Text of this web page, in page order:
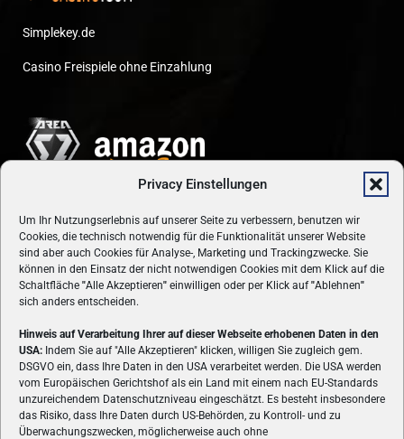
Privacy Einstellungen
Um Ihr Nutzungserlebnis auf unserer Seite zu verbessern, benutzen wir
Cookies, die technisch notwendig für die Funktionalität unserer Website
sind aber auch Cookies für Analyse-, Marketing und Trackingzwecke. Sie
können in den Einsatz der nicht notwendigen Cookies mit dem Klick auf die
Schaltfläche "Alle Akzeptieren" einwilligen oder per Klick auf"Ablehnen"
sich anders entscheiden.
Hinweis auf Verarbeitung Ihrer auf dieser Webseite erhobenen Daten in den
USA: Indem Sie auf "Alle Akzeptieren" klicken, willigen Sie zugleich gem.
DSGVO ein, dass Ihre Daten in den USA verarbeitet werden. Die USA werden
vom Europäischen Gerichtshof als ein Land mit einem nach EU-Standards
unzureichendem Datenschutzniveau eingeschätzt. Es besteht insbesondere
das Risiko, dass Ihre Daten durch US-Behörden, zu Kontroll- und zu
Überwachungszwecken, möglicherweise auch ohne
Simplekey.de
Casino Freispiele ohne Einzahlung
ÜBER UNS
VON GAMERN, FÜR GAMER! Gamers.at ist das älteste Online-
Spielemagazin Österreichs und bringt täglich aktuelle News,
Reviews und Videos zu PC- und Konsolenspielen, Gaming-